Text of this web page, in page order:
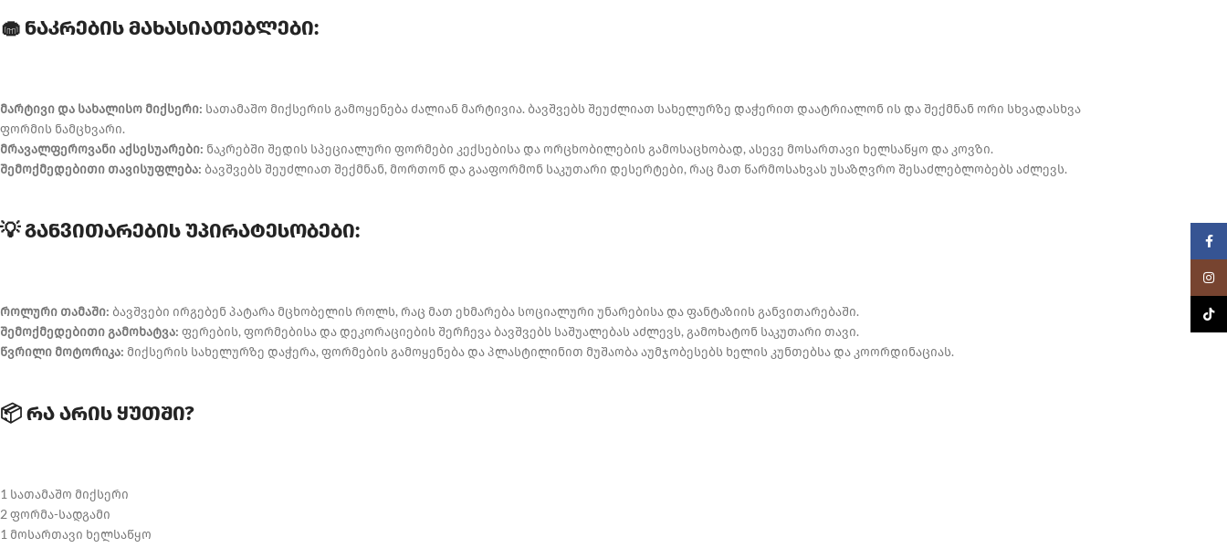
🧁 ნაკრების მახასიათებლები:
მარტივი და სახალისო მიქსერი: სათამაშო მიქსერის გამოყენება ძალიან მარტივია. ბავშვებს შეუძლიათ სახელურზე დაჭერით დაატრიალონ ის და შექმნან ორი სხვადასხვა
ფორმის ნამცხვარი.
მრავალფეროვანი აქსესუარები: ნაკრებში შედის სპეციალური ფორმები კექსებისა და ორცხობილების გამოსაცხობად, ასევე მოსართავი ხელსაწყო და კოვზი.
შემოქმედებითი თავისუფლება: ბავშვებს შეუძლიათ შექმნან, მორთონ და გააფორმონ საკუთარი დესერტები, რაც მათ წარმოსახვას უსაზღვრო შესაძლებლობებს აძლევს.
💡 განვითარების უპირატესობები:
როლური თამაში: ბავშვები ირგებენ პატარა მცხობელის როლს, რაც მათ ეხმარება სოციალური უნარებისა და ფანტაზიის განვითარებაში.
შემოქმედებითი გამოხატვა: ფერების, ფორმებისა და დეკორაციების შერჩევა ბავშვებს საშუალებას აძლევს, გამოხატონ საკუთარი თავი.
წვრილი მოტორიკა: მიქსერის სახელურზე დაჭერა, ფორმების გამოყენება და პლასტილინით მუშაობა აუმჯობესებს ხელის კუნთებსა და კოორდინაციას.
📦 რა არის ყუთში?
1 სათამაშო მიქსერი
2 ფორმა-სადგამი
1 მოსართავი ხელსაწყო